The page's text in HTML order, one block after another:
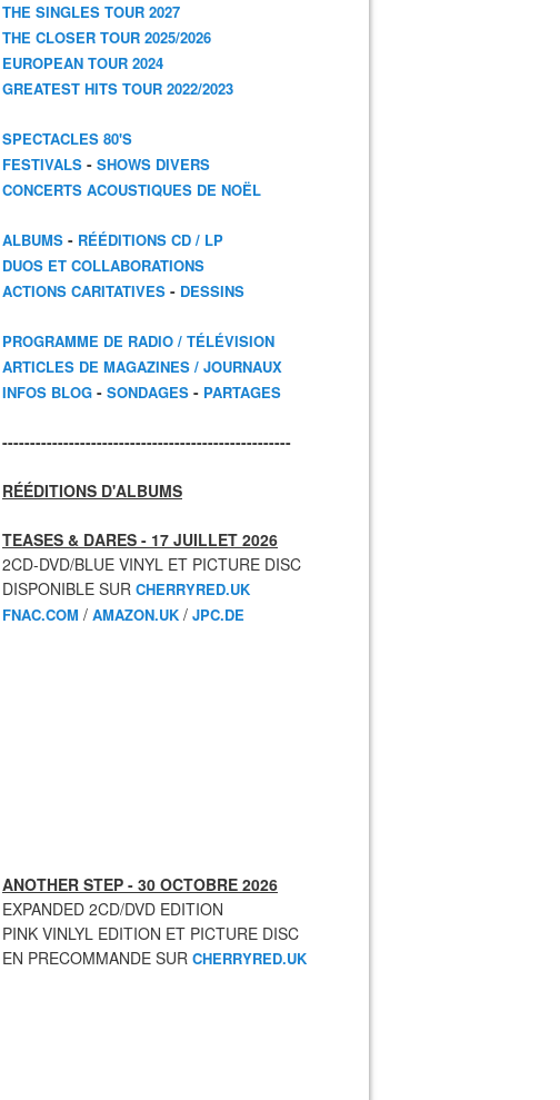
THE SINGLES TOUR 2027
THE CLOSER TOUR 2025/2026
EUROPEAN TOUR 2024
GREATEST HITS TOUR 2022/2023
SPECTACLES 80'S
FESTIVALS - SHOWS DIVERS
CONCERTS ACOUSTIQUES DE NOËL
ALBUMS - RÉÉDITIONS CD / LP
DUOS ET COLLABORATIONS
ACTIONS CARITATIVES - DESSINS
PROGRAMME DE RADIO / TÉLÉVISION
ARTICLES DE MAGAZINES / JOURNAUX
INFOS BLOG - SONDAGES - PARTAGES
----------------------------------------------------
RÉÉDITIONS D'ALBUMS
TEASES & DARES - 17 JUILLET 2026
2CD-DVD/BLUE VINYL ET PICTURE DISC
DISPONIBLE SUR CHERRYRED.UK
FNAC.COM / AMAZON.UK / JPC.DE
ANOTHER STEP - 30 OCTOBRE 2026
EXPANDED 2CD/DVD EDITION
PINK VINLYL EDITION ET PICTURE DISC
EN PRECOMMANDE SUR CHERRYRED.UK